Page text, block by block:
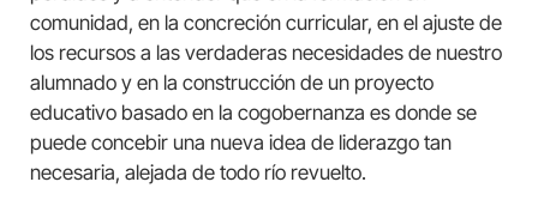
comunidad, en la concreción curricular, en el ajuste de
los recursos a las verdaderas necesidades de nuestro
alumnado y en la construcción de un proyecto
educativo basado en la cogobernanza es donde se
puede concebir una nueva idea de liderazgo tan
necesaria, alejada de todo río revuelto.